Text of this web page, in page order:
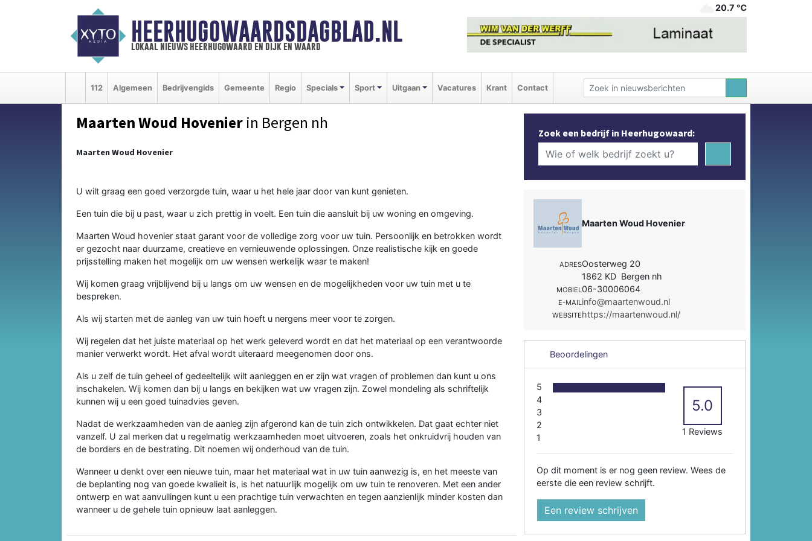
HEERHUGOWAARDSDAGBLAD.NL
lokaal nieuws heerhugowaard en dijk en waard
20.7 ℃
112 Algemeen Bedrijvengids Gemeente Regio Specials Sport Uitgaan Vacatures Krant Contact
Maarten Woud Hovenier in Bergen nh
Maarten Woud Hovenier
U wilt graag een goed verzorgde tuin, waar u het hele jaar door van kunt genieten.
Een tuin die bij u past, waar u zich prettig in voelt. Een tuin die aansluit bij uw woning en omgeving.
Maarten Woud hovenier staat garant voor de volledige zorg voor uw tuin. Persoonlijk en betrokken wordt
er gezocht naar duurzame, creatieve en vernieuwende oplossingen. Onze realistische kijk en goede
prijsstelling maken het mogelijk om uw wensen werkelijk waar te maken!
Wij komen graag vrijblijvend bij u langs om uw wensen en de mogelijkheden voor uw tuin met u te
bespreken.
Als wij starten met de aanleg van uw tuin hoeft u nergens meer voor te zorgen.
Wij regelen dat het juiste materiaal op het werk geleverd wordt en dat het materiaal op een verantwoorde
manier verwerkt wordt. Het afval wordt uiteraard meegenomen door ons.
Als u zelf de tuin geheel of gedeeltelijk wilt aanleggen en er zijn wat vragen of problemen dan kunt u ons
inschakelen. Wij komen dan bij u langs en bekijken wat uw vragen zijn. Zowel mondeling als schriftelijk
kunnen wij u een goed tuinadvies geven.
Nadat de werkzaamheden van de aanleg zijn afgerond kan de tuin zich ontwikkelen. Dat gaat echter niet
vanzelf. U zal merken dat u regelmatig werkzaamheden moet uitvoeren, zoals het onkruidvrij houden van
de borders en de bestrating. Dit noemen wij onderhoud van de tuin.
Wanneer u denkt over een nieuwe tuin, maar het materiaal wat in uw tuin aanwezig is, en het meeste van
de beplanting nog van goede kwalieit is, is het natuurlijk mogelijk om uw tuin te renoveren. Met een ander
ontwerp en wat aanvullingen kunt u een prachtige tuin verwachten en tegen aanzienlijk minder kosten dan
wanneer u de gehele tuin opnieuw laat aanleggen.
Zoek een bedrijf in Heerhugowaard:
Maarten Woud Hovenier
ADRESOosterweg 20
1862 KD Bergen nh
MOBIEL06-30006064
E-MAILinfo@maartenwoud.nl
WEBSITEhttps://maartenwoud.nl/
Beoordelingen
5
4
3
2
1
5.0
1 Reviews
Op dit moment is er nog geen review. Wees de
eerste die een review schrijft.
Een review schrijven